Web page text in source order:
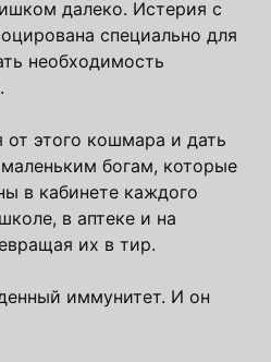
далеко. Истерия с
специально для
необходимость
этого кошмара и дать
богам, которые
в кабинете каждого
в аптеке и на
их в тир.
иммунитет. И он